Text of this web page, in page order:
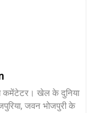
कमेंटेटर। खेल के दुनिया
जवन भोजपुरी के